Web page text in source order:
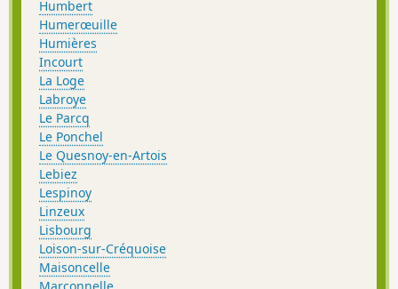
Humbert
Humerœuille
Humières
Incourt
La Loge
Labroye
Le Parcq
Le Ponchel
Le Quesnoy-en-Artois
Lebiez
Lespinoy
Linzeux
Lisbourg
Loison-sur-Créquoise
Maisoncelle
Marconnelle